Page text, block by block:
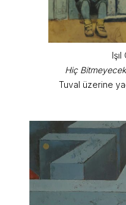
Hiç
Tuval üzerine